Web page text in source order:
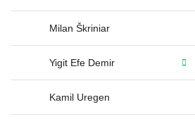
Milan Škriniar
Yigit Efe Demir
Kamil Uregen